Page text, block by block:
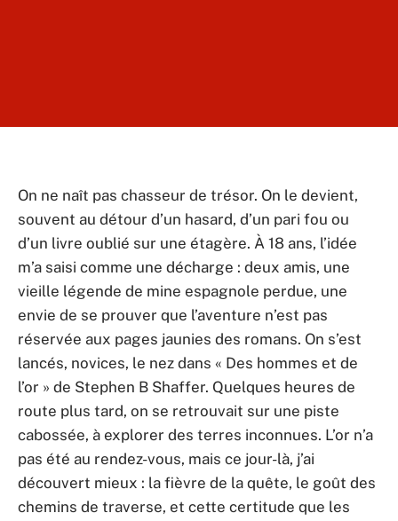
On ne naît pas chasseur de trésor. On le devient,
souvent au détour d’un hasard, d’un pari fou ou
d’un livre oublié sur une étagère. À 18 ans, l’idée
m’a saisi comme une décharge : deux amis, une
vieille légende de mine espagnole perdue, une
envie de se prouver que l’aventure n’est pas
réservée aux pages jaunies des romans. On s’est
lancés, novices, le nez dans « Des hommes et de
l’or » de Stephen B Shaffer. Quelques heures de
route plus tard, on se retrouvait sur une piste
cabossée, à explorer des terres inconnues. L’or n’a
pas été au rendez-vous, mais ce jour-là, j’ai
découvert mieux : la fièvre de la quête, le goût des
chemins de traverse, et cette certitude que les